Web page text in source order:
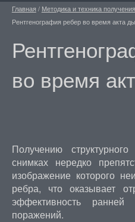
Главная / Методика и техника
Рентгенография ребер во время акта
во время
Получению
снимках нередко
изображение которого
ребра, что оказывает
эффективность ранней
поражений.